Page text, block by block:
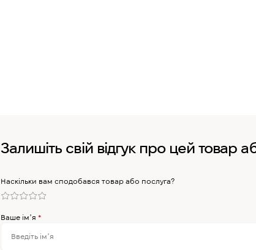
Залишіть свій відгук про цей товар
Наскільки вам сподобався товар або послуга?
Ваше імʼя*